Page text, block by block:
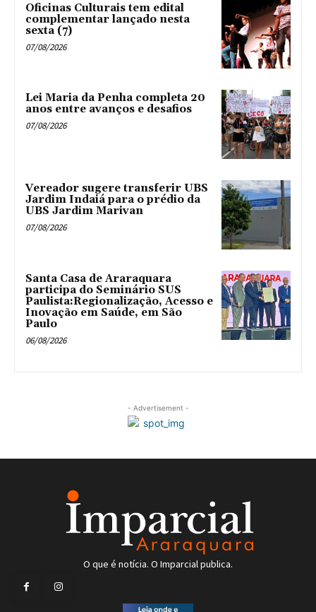
Oficinas Culturais tem edital
complementar lançado nesta
sexta (7)
07/08/2026
Lei Maria da Penha completa 20
anos entre avanços e desafios
07/08/2026
Vereador sugere transferir UBS
Jardim Indaiá para o prédio da
UBS Jardim Marivan
07/08/2026
Santa Casa de Araraquara
participa do Seminário SUS
Paulista:Regionalização, Acesso e
Inovação em Saúde, em São
Paulo
06/08/2026
- Advertisement -
O que é notícia. O Imparcial publica.